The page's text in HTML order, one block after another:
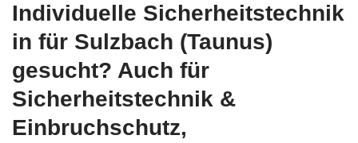
Individuelle Sicherheitstechnik
in für Sulzbach (Taunus)
gesucht? Auch für
Sicherheitstechnik &
Einbruchschutz,